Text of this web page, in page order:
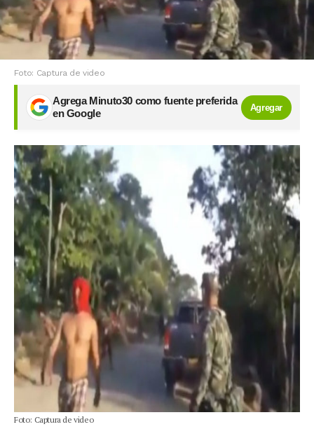
Foto: Captura de video
Agrega Minuto30 como fuente preferida
en Google
Agregar
Foto: Captura de video